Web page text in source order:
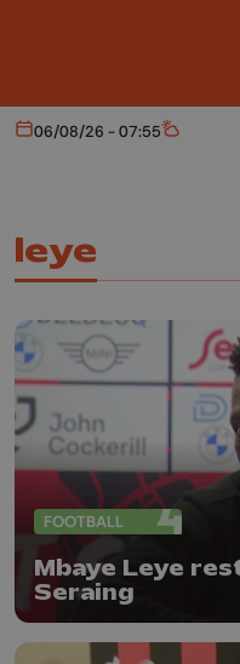
Aujourd'hui
06/08/26 - 07:55 Météo
leye
FOOTBALL
Mbaye Leye
Seraing